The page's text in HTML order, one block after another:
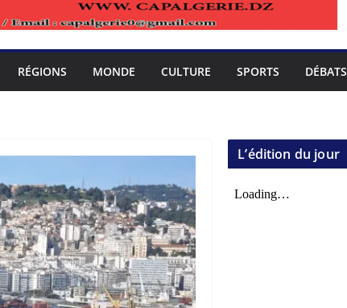
RÉGIONS MONDE CULTURE SPORTS DÉBATS
L’édition du jour